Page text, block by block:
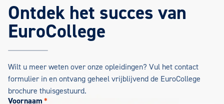
Ontdek het succes van
EuroCollege
Wilt u meer weten over onze opleidingen? Vul het contact
formulier in en ontvang geheel vrijblijvend de EuroCollege
brochure thuisgestuurd.
Voornaam *